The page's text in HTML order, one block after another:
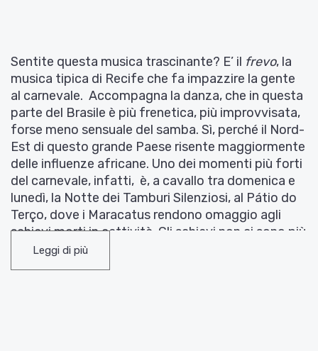
Sentite questa musica trascinante? E’ il frevo, la
musica tipica di Recife che fa impazzire la gente
al carnevale. Accompagna la danza, che in questa
parte del Brasile è più frenetica, più improvvisata,
forse meno sensuale del samba. Sì, perché il Nord-
Est di questo grande Paese risente maggiormente
delle influenze africane. Uno dei momenti più forti
del carnevale, infatti, è, a cavallo tra domenica e
lunedì, la Notte dei Tamburi Silenziosi, al Pátio do
Terço, dove i Maracatus rendono omaggio agli
schiavi morti in cattività. Gli schiavi non ci sono più
ma resistono la povertà, la siccità del
vivere tra la realtà e la fantasia, tra il certo e
Leggi di più